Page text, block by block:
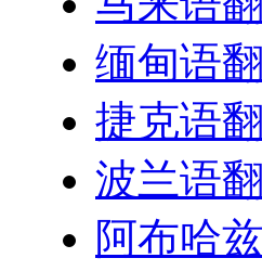
缅甸语
捷克语
波兰语
阿布哈